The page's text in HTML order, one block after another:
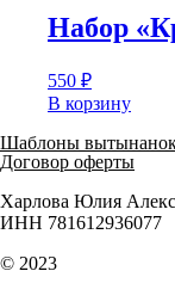
Набор
550 ₽
В корзину
Шаблоны
Договор оферты
Харлова Юлия
ИНН 781612936077
© 2023